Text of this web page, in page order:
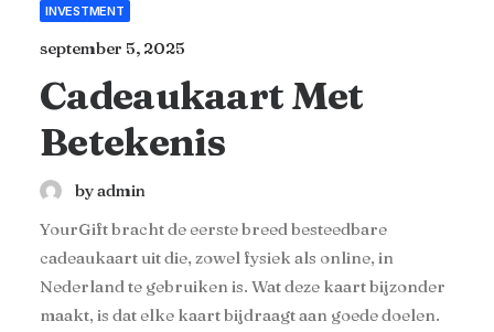
INVESTMENT
september 5, 2025
Cadeaukaart Met
Betekenis
by admin
YourGift bracht de eerste breed besteedbare
cadeaukaart uit die, zowel fysiek als online, in
Nederland te gebruiken is. Wat deze kaart bijzonder
maakt, is dat elke kaart bijdraagt aan goede doelen.